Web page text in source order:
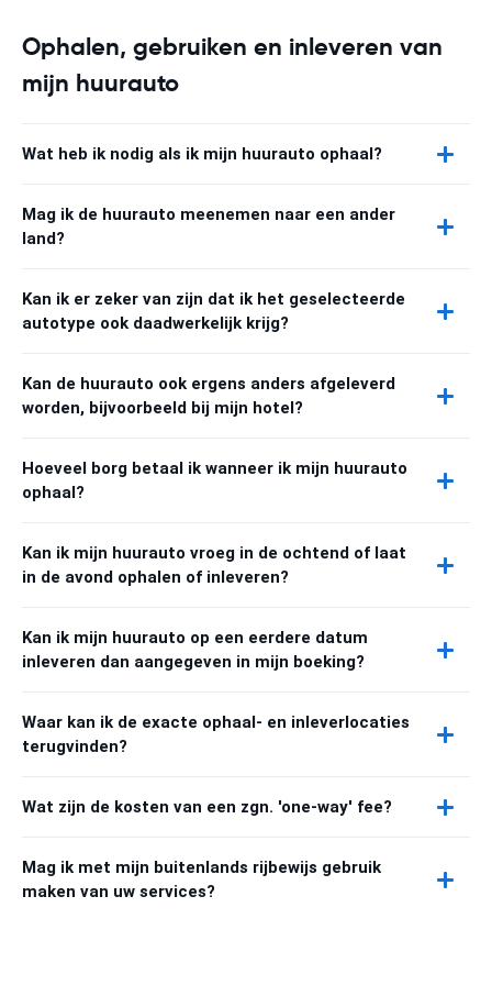
Ophalen, gebruiken en inleveren van
mijn huurauto
Wat heb ik nodig als ik mijn huurauto ophaal?
Mag ik de huurauto meenemen naar een ander
land?
Kan ik er zeker van zijn dat ik het geselecteerde
autotype ook daadwerkelijk krijg?
Kan de huurauto ook ergens anders afgeleverd
worden, bijvoorbeeld bij mijn hotel?
Hoeveel borg betaal ik wanneer ik mijn huurauto
ophaal?
Kan ik mijn huurauto vroeg in de ochtend of laat
in de avond ophalen of inleveren?
Kan ik mijn huurauto op een eerdere datum
inleveren dan aangegeven in mijn boeking?
Waar kan ik de exacte ophaal- en inleverlocaties
terugvinden?
Wat zijn de kosten van een zgn. 'one-way' fee?
Mag ik met mijn buitenlands rijbewijs gebruik
maken van uw services?